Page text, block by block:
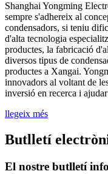
Shanghai Yongming
sempre s'adhereix al
condensadors, si teniu
d'alta tecnologia
productes, la fabricació
diversos tipus de
productes a Xangai.
innovadors al voltant de
inversió en recerca i
llegeix més
Butlletí
El nostre butlletí